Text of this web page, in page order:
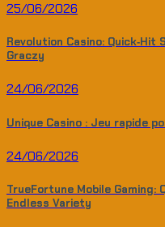
25/06/2026
Revolution Casino:
Graczy
24/06/2026
Unique Casino : Jeu rapide
24/06/2026
TrueFortune Mobile Gaming:
Endless Variety